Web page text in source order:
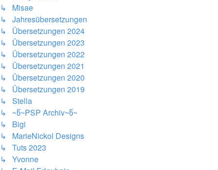
↳ Misae
↳ Jahresübersetzungen
↳ Übersetzungen 2024
↳ Übersetzungen 2023
↳ Übersetzungen 2022
↳ Übersetzungen 2021
↳ Übersetzungen 2020
↳ Übersetzungen 2019
↳ Stella
↳ ~წ~PSP Archiv~წ~
↳ Bigi
↳ MarieNickol Designs
↳ Tuts 2023
↳ Yvonne